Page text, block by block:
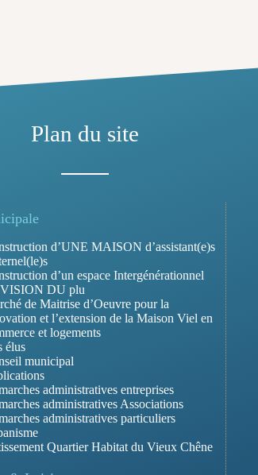
Plan du site
d’UNE MAISON d’assistant(e)s
d’un espace Intergénérationnel
DU plu
de Maitrise d’Oeuvre pour la
et l’extension de la Maison Viel en
et logements
élus
municipal
administratives entreprises
administratives Associations
administratives particuliers
Quartier Habitat du Vieux Chêne